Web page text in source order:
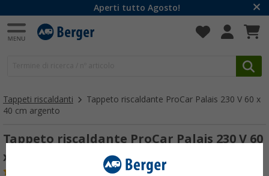
Aperti tutto Agosto!
Tappeti riscaldanti
Tappeto riscaldante ProCar Palais 230 V 60 x
40 cm argento
Tappeto riscaldante ProCar Palais 230 V 60
x 40 cm marrone